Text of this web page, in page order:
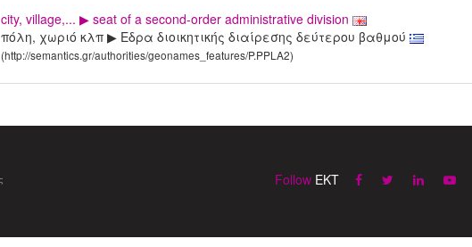
city, village,... ▶ seat of a second-order administrative division
πόλη, χωριό κλπ ▶ Εδρα διοικητικής διαίρεσης δεύτερου βαθμού
(http://semantics.gr/authorities/geonames_features/P.PPLA2)
FollowEKT